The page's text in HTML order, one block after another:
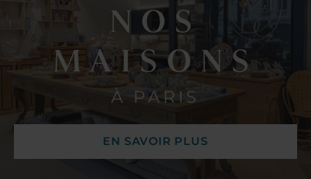
NOS
MAISONS
À PARIS
EN SAVOIR PLUS